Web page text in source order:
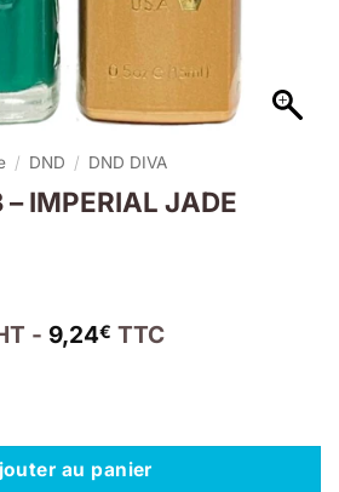
/ DND / DND DIVA
IMPERIAL JADE
- 9,24€ TTC
- IMPERIAL JADE
au panier